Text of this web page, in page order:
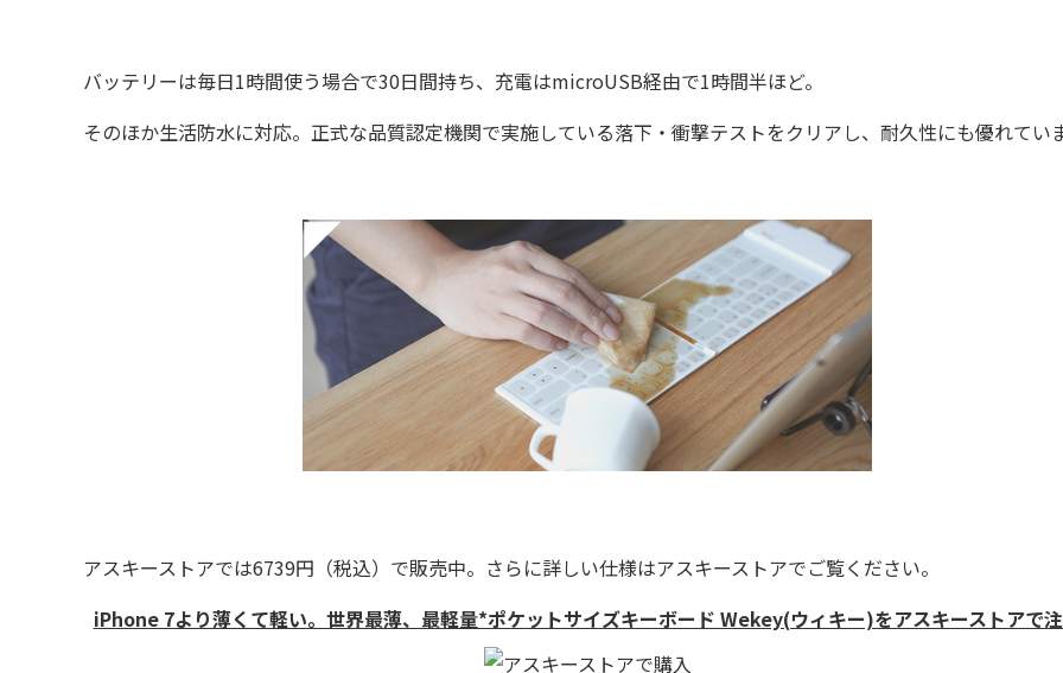
バッテリーは毎日1時間使う場合で30日間持ち、充電はmicroUSB経由で1時間半ほど。
そのほか生活防水に対応。正式な品質認定機関で実施している落下・衝撃テストをクリアし、耐久性にも優れてい
アスキーストアでは6739円（税込）で販売中。さらに詳しい仕様はアスキーストアでご覧ください。
iPhone 7より薄くて軽い。世界最薄、最軽量*ポケットサイズキーボード Wekey(ウィキー)をアスキーストアで